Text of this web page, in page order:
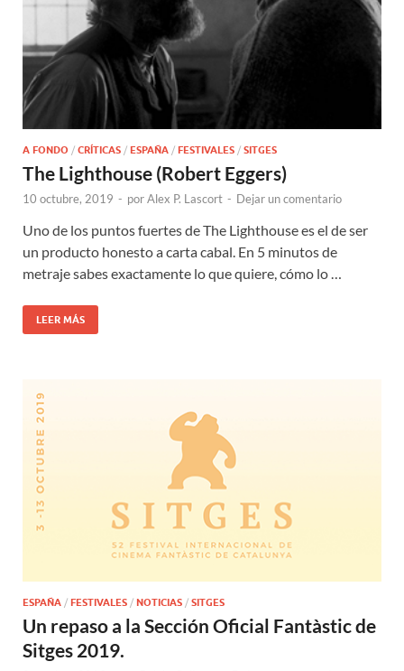
A FONDO / CRÍTICAS / ESPAÑA / FESTIVALES / SITGES
The Lighthouse (Robert Eggers)
10 octubre, 2019 - porAlex P. Lascort - Dejar un comentario
Uno de los puntos fuertes de The Lighthouse es el de ser
un producto honesto a carta cabal. En 5 minutos de
metraje sabes exactamente lo que quiere, cómo lo …
LEER MÁS
ESPAÑA / FESTIVALES / NOTICIAS / SITGES
Un repaso a la Sección Oficial Fantàstic de
Sitges 2019.